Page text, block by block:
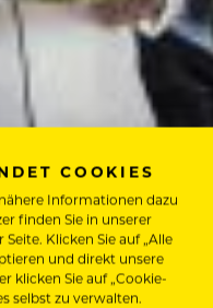
COOKIES
Informationen dazu
finden Sie in unserer
Klicken Sie auf „Alle
und direkt unsere
klicken Sie auf „Cookie-
selbst zu verwalten.